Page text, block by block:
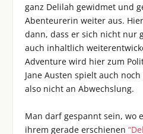
ganz Delilah gewidmet und
Abenteurerin weiter aus.
dann, dass er sich nicht nur
auch inhaltlich
Adventure wird hier zum
Jane Austen spielt auch
also nicht an Abwechslung.
Man darf gespannt sein, wo
ihrem gerade erschienen